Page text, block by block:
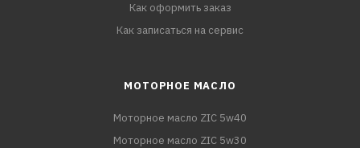
Как оформить заказ
Как записаться на сервис
МОТОРНОЕ МАСЛО
Моторное масло ZIC 5w40
Моторное масло ZIC 5w30